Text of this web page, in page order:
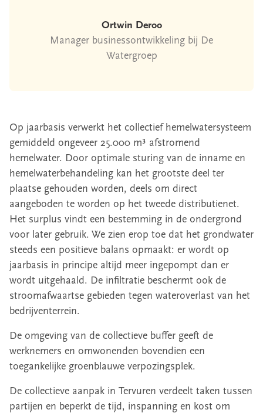
Ortwin Deroo
Manager businessontwikkeling bij De
Watergroep
Op jaarbasis verwerkt het collectief hemelwatersysteem
gemiddeld ongeveer 25.000 m³ afstromend
hemelwater. Door optimale sturing van de inname en
hemelwaterbehandeling kan het grootste deel ter
plaatse gehouden worden, deels om direct
aangeboden te worden op het tweede distributienet.
Het surplus vindt een bestemming in de ondergrond
voor later gebruik. We zien erop toe dat het grondwater
steeds een positieve balans opmaakt: er wordt op
jaarbasis in principe altijd meer ingepompt dan er
wordt uitgehaald. De infiltratie beschermt ook de
stroomafwaartse gebieden tegen wateroverlast van het
bedrijventerrein.
De omgeving van de collectieve buffer geeft de
werknemers en omwonenden bovendien een
toegankelijke groenblauwe verpozingsplek.
De collectieve aanpak in Tervuren verdeelt taken tussen
partijen en beperkt de tijd, inspanning en kost om